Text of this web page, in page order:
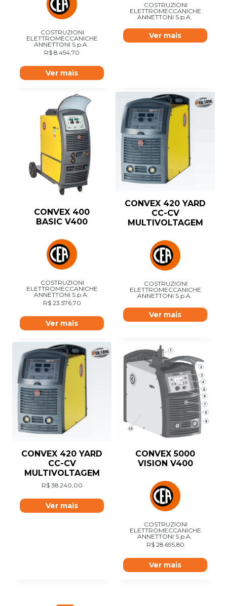
COSTRUZIONI
ELETTROMECCANICHE
ANNETTONI S.p.A.
R$ 8.454,70
Ver mais
COSTRUZIONI
ELETTROMECCANICHE
ANNETTONI S.p.A.
Ver mais
CONVEX 400
BASIC V400
COSTRUZIONI
ELETTROMECCANICHE
ANNETTONI S.p.A.
R$23.576,70
Ver mais
CONVEX 420 YARD
CC-CV
MULTIVOLTAGEM
COSTRUZIONI
ELETTROMECCANICHE
ANNETTONI S.p.A.
Ver mais
CONVEX 420 YARD
CC-CV
MULTIVOLTAGEM
R$38.240,00
Ver mais
CONVEX 5000
VISION V400
COSTRUZIONI
ELETTROMECCANICHE
ANNETTONI S.p.A.
R$28.695,80
Ver mais